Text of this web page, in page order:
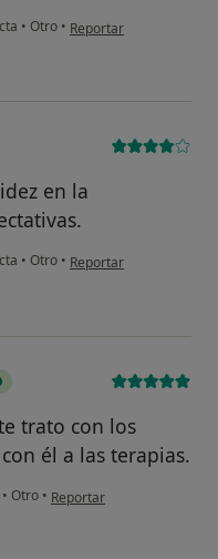
• Otro • en opinión del usuario
Reportar
en la
• Otro • en opinión del usuario
Reportar
trato con los
él a las terapias.
• Otro • en opinión del usuario P.
Reportar